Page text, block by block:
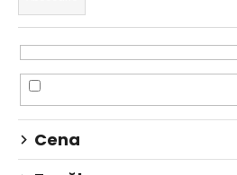
e
n
í
p
r
o
d Cena
D
o
p
o
r
u